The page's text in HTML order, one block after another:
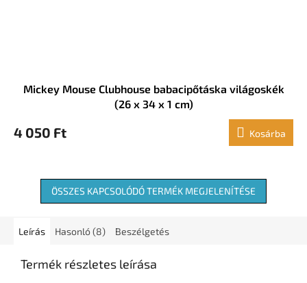
Mickey Mouse Clubhouse babacipőtáska világoskék
(26 x 34 x 1 cm)
4 050 Ft Kosárba
ÖSSZES KAPCSOLÓDÓ TERMÉK MEGJELENÍTÉSE
Leírás Hasonló (8) Beszélgetés
Termék részletes leírása